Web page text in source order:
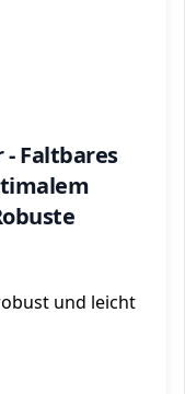
- Faltbares
und leicht